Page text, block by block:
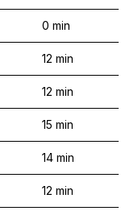
0 min
12 min
12 min
15 min
14 min
12 min